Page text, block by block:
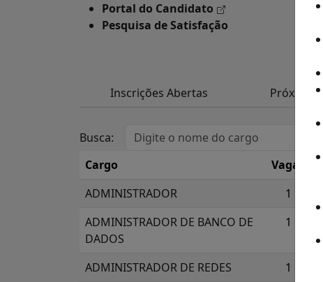
Portal do Candidato
Pesquisa de Satisfação
Inscrições Abertas Próximos
Busca:
Cargo Vagas
ADMINISTRADOR
1
ADMINISTRADOR DE BANCO DE
DADOS
1
ADMINISTRADOR DE REDES 1